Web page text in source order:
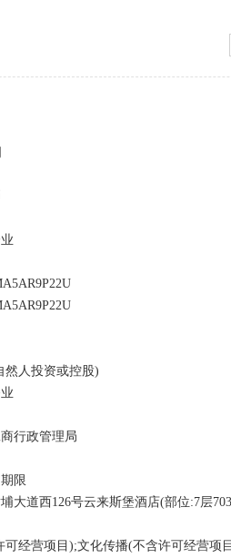
术节、电影节及公益演出、展览等,需
除外);宝石饰品零售;玉石饰品零售;钻
等工艺美术品(文物除外,法律禁止经
外);技术进出口;计算机技术开发、技